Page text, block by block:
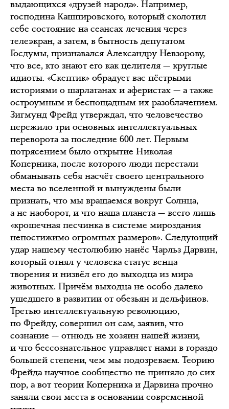
выдающихся «друзей народа». Например,
господина Кашпировского, который сколотил
себе состояние на сеансах лечения через
телеэкран, а затем, в бытность депутатом
Госдумы, признавался Александру Невзорову,
что все, кто знают его как целителя — круглые
идиоты. «Скептик» обрадует вас пёстрыми
историями о шарлатанах и аферистах — а также
остроумным и беспощадным их разоблачением.
Зигмунд Фрейд утверждал, что человечество
пережило три основных интеллектуальных
переворота за последние 600 лет. Первым
потрясением было открытие Николая
Коперника, после которого люди перестали
обманывать себя насчёт своего центрального
места во вселенной и вынуждены были
признать, что мы вращаемся вокруг Солнца,
а не наоборот, и что наша планета — всего лишь
«крошечная песчинка в системе мироздания
непостижимо огромных размеров». Следующий
удар нашему честолюбию нанёс Чарльз Дарвин,
который отнял у человека статус венца
творения и низвёл его до выходца из мира
животных. Причём выходца не особо далеко
ушедшего в развитии от обезьян и дельфинов.
Третью интеллектуальную революцию,
по Фрейду, совершил он сам, заявив, что
сознание — отнюдь не хозяин нашей жизни,
и что бессознательное управляет нами в гораздо
большей степени, чем мы подозреваем. Теорию
Фрейда научное сообщество не приняло до сих
пор, а вот теории Коперника и Дарвина прочно
заняли свои места в основании современной